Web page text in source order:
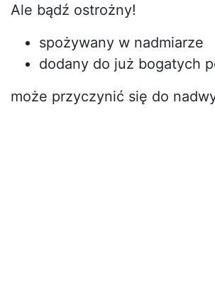
Ale bądź ostrożny!
spożywany w nadmiarze
dodany do już bogatych
może przyczynić się do